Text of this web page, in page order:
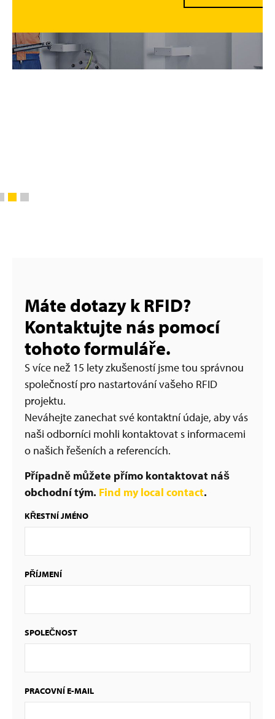
Máte dotazy k RFID?
Kontaktujte nás pomocí
tohoto formuláře.
S více než 15 lety zkušeností jsme tou správnou
společností pro nastartování vašeho RFID
projektu.
Neváhejte zanechat své kontaktní údaje, aby vás
naši odborníci mohli kontaktovat s informacemi
o našich řešeních a referencích.
Případně můžete přímo kontaktovat náš
obchodní tým. Find my local contact.
KŘESTNÍ JMÉNO
PŘÍJMENÍ
SPOLEČNOST
PRACOVNÍ E-MAIL